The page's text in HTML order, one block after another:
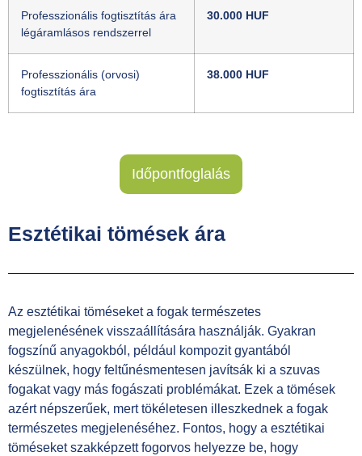
Professzionális fogtisztítás ára
légáramlásos rendszerrel
30.000 HUF
Professzionális (orvosi)
fogtisztítás ára
38.000 HUF
Időpontfoglalás
Esztétikai tömések ára
Az esztétikai töméseket a fogak természetes
megjelenésének visszaállítására használják. Gyakran
fogszínű anyagokból, például kompozit gyantából
készülnek, hogy feltűnésmentesen javítsák ki a szuvas
fogakat vagy más fogászati problémákat. Ezek a tömések
azért népszerűek, mert tökéletesen illeszkednek a fogak
természetes megjelenéséhez. Fontos, hogy a esztétikai
töméseket szakképzett fogorvos helyezze be, hogy